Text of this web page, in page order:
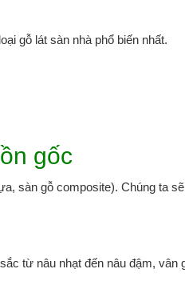
gỗ lát sàn nhà phổ biến nhất.
gốc
sàn gỗ composite). Chúng ta
từ nâu nhạt đến nâu đậm, vân